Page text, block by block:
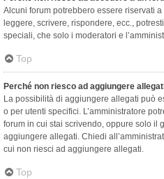
Alcuni forum potrebbero essere riservati
leggere, scrivere, rispondere, ecc.,
speciali, che solo i moderatori e
Top
Perché non riesco ad aggiungere
La possibilità di aggiungere allegati può
o per utenti specifici. L’amministratore
forum in cui stai scrivendo, oppure solo il
aggiungere allegati. Chiedi
cui non riesci ad aggiungere allegati.
Top